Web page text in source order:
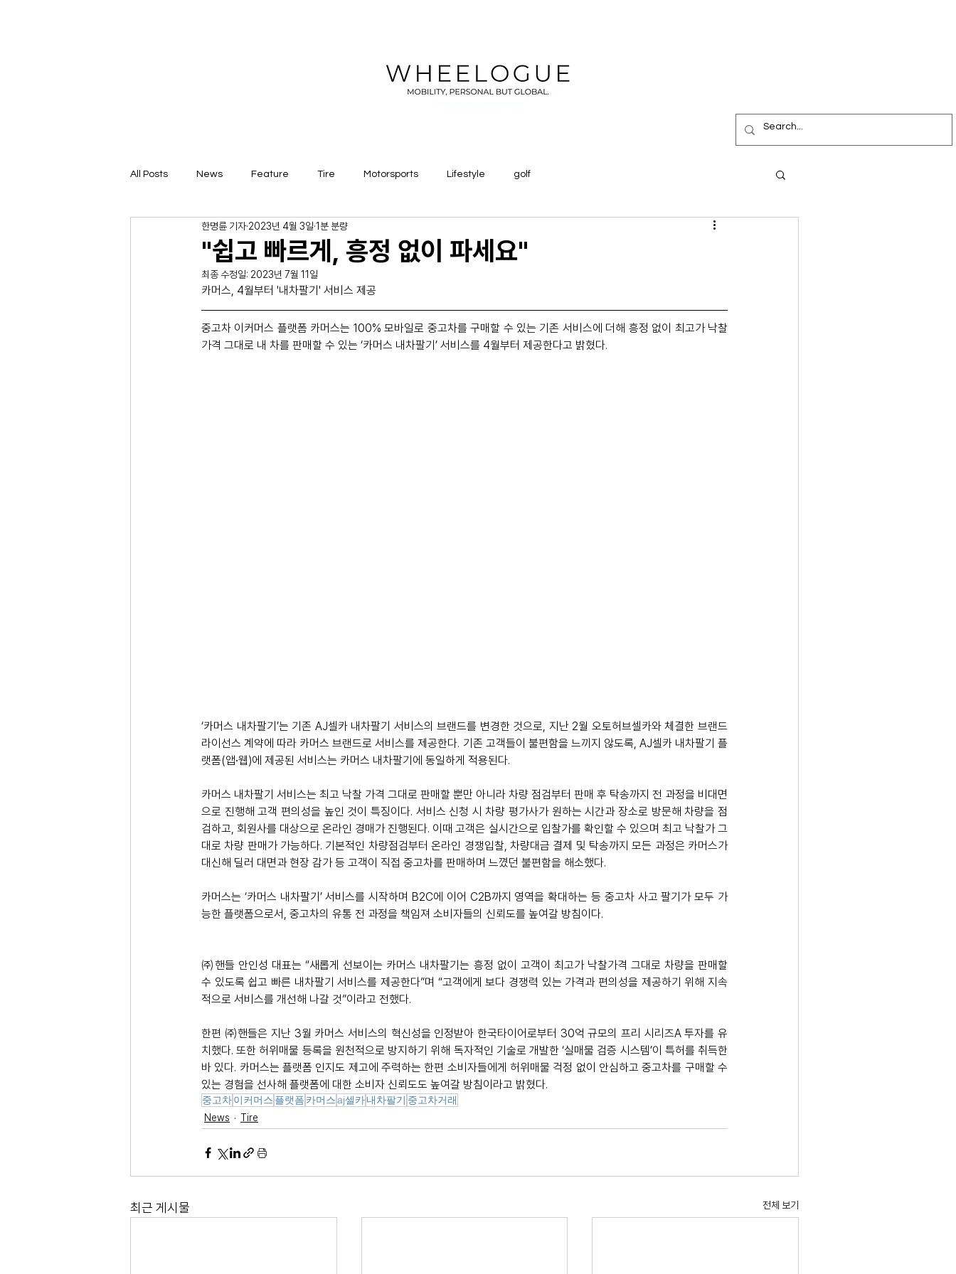
All Posts News Feature Tire Motorsports Lifestyle golf
"쉽고 빠르게, 흥정 없이 파세요"
한명륜 기자 2023년 4월 3일 1분 분량
최종 수정일: 2023년 7월 11일
카머스, 4월부터 '내차팔기' 서비스 제공
중고차 이커머스 플랫폼 카머스는 100% 모바일로 중고차를 구매할 수 있는 기존 서비스에 더해 흥정 없이 최고가 낙찰
가격 그대로 내 차를 판매할 수 있는 ‘카머스 내차팔기’ 서비스를 4월부터 제공한다고 밝혔다.
‘카머스 내차팔기’는 기존 AJ셀카 내차팔기 서비스의 브랜드를 변경한 것으로, 지난 2월 오토허브셀카와 체결한 브랜드
라이선스 계약에 따라 카머스 브랜드로 서비스를 제공한다. 기존 고객들이 불편함을 느끼지 않도록, AJ셀카 내차팔기 플
랫폼(앱∙웹)에 제공된 서비스는 카머스 내차팔기에 동일하게 적용된다.
카머스 내차팔기 서비스는 최고 낙찰 가격 그대로 판매할 뿐만 아니라 차량 점검부터 판매 후 탁송까지 전 과정을 비대면
으로 진행해 고객 편의성을 높인 것이 특징이다. 서비스 신청 시 차량 평가사가 원하는 시간과 장소로 방문해 차량을 점
검하고, 회원사를 대상으로 온라인 경매가 진행된다. 이때 고객은 실시간으로 입찰가를 확인할 수 있으며 최고 낙찰가 그
대로 차량 판매가 가능하다. 기본적인 차량점검부터 온라인 경쟁입찰, 차량대금 결제 및 탁송까지 모든 과정은 카머스가
대신해 딜러 대면과 현장 감가 등 고객이 직접 중고차를 판매하며 느꼈던 불편함을 해소했다.
카머스는 ‘카머스 내차팔기’ 서비스를 시작하며 B2C에 이어 C2B까지 영역을 확대하는 등 중고차 사고 팔기가 모두 가
능한 플랫폼으로서, 중고차의 유통 전 과정을 책임져 소비자들의 신뢰도를 높여갈 방침이다.
㈜핸들 안인성 대표는 “새롭게 선보이는 카머스 내차팔기는 흥정 없이 고객이 최고가 낙찰가격 그대로 차량을 판매할
수 있도록 쉽고 빠른 내차팔기 서비스를 제공한다”며 “고객에게 보다 경쟁력 있는 가격과 편의성을 제공하기 위해 지속
적으로 서비스를 개선해 나갈 것”이라고 전했다.
한편 ㈜핸들은 지난 3월 카머스 서비스의 혁신성을 인정받아 한국타이어로부터 30억 규모의 프리 시리즈A 투자를 유
치했다. 또한 허위매물 등록을 원천적으로 방지하기 위해 독자적인 기술로 개발한 ‘실매물 검증 시스템’이 특허를 취득한
바 있다. 카머스는 플랫폼 인지도 제고에 주력하는 한편 소비자들에게 허위매물 걱정 없이 안심하고 중고차를 구매할 수
있는 경험을 선사해 플랫폼에 대한 소비자 신뢰도도 높여갈 방침이라고 밝혔다.
중고차이커머스 플랫폼 카머스aj셀카내차팔기 중고차거래
News Tire
최근 게시물 전체 보기